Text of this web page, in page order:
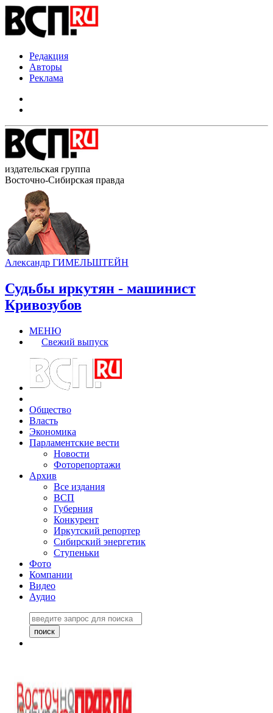
Редакция
Авторы
Реклама
издательская группа
Восточно-Сибирская правда
Александр ГИМЕЛЬШТЕЙН
Судьбы иркутян - машинист
Кривозубов
МЕНЮ
Свежий выпуск
Общество
Власть
Экономика
Парламентские вести
Новости
Фоторепортажи
Архив
Все издания
ВСП
Губерния
Конкурент
Иркутский репортер
Сибирский энергетик
Ступеньки
Фото
Компании
Видео
Аудио